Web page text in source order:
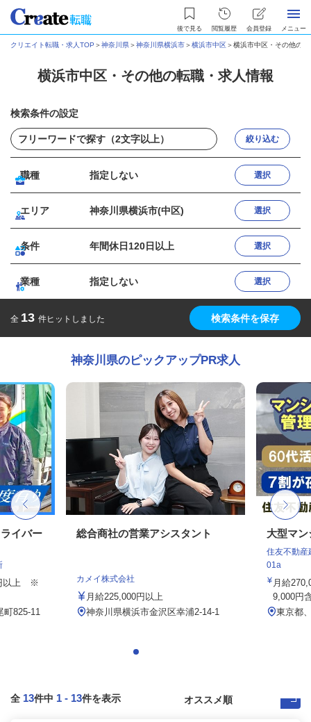
後で見る 閲覧履歴 会員登録 メニュー
クリエイト転職・求人TOP ＞神奈川県＞神奈川県横浜市＞横浜市中区＞横浜市中区・その他の
横浜市中区・その他の転職・求人情報
検索条件の設定
絞り込む
職種 指定しない 選択
エリア 神奈川県横浜市(中区) 選択
条件 年間休日120日以上 選択
業種 指定しない 選択
全 13 件ヒットしました 検索条件を保存
神奈川県のピックアップPR求人
イバー
以上 ※
町825-11
総合商社の営業アシスタント
カメイ株式会社
月給225,000円以上
神奈川県横浜市金沢区幸浦2-14-1
大型マ
住友不動産
01a
月給
9,000円
東京都
全 13件中 1 - 13件を表示